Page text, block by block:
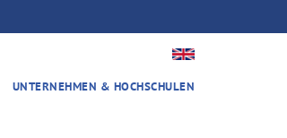
UNTERNEHMEN & HOCHSCHULEN